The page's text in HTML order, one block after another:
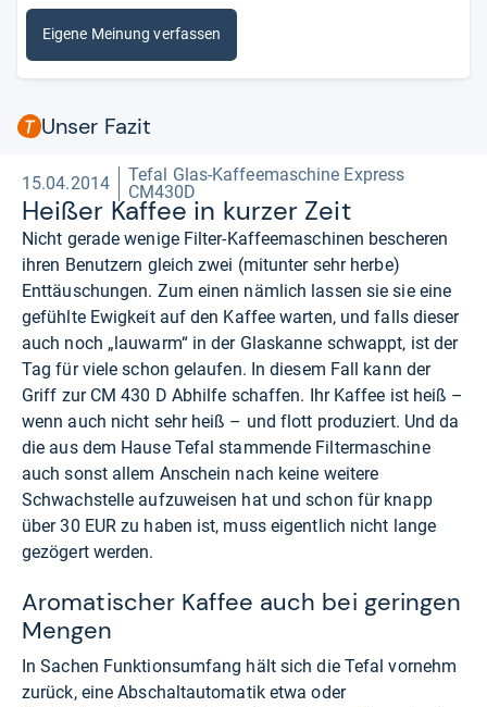
Eigene Meinung verfassen
Unser Fazit
15.04.2014
Tefal Glas-Kaffeemaschine Express
CM430D
Hei­ßer Kaf­fee in kur­zer Zeit
Nicht gerade wenige Filter-Kaffeemaschinen bescheren
ihren Benutzern gleich zwei (mitunter sehr herbe)
Enttäuschungen. Zum einen nämlich lassen sie sie eine
gefühlte Ewigkeit auf den Kaffee warten, und falls dieser
auch noch „lauwarm“ in der Glaskanne schwappt, ist der
Tag für viele schon gelaufen. In diesem Fall kann der
Griff zur CM 430 D Abhilfe schaffen. Ihr Kaffee ist heiß –
wenn auch nicht sehr heiß – und flott produziert. Und da
die aus dem Hause Tefal stammende Filtermaschine
auch sonst allem Anschein nach keine weitere
Schwachstelle aufzuweisen hat und schon für knapp
über 30 EUR zu haben ist, muss eigentlich nicht lange
gezögert werden.
Aromatischer Kaffee auch bei geringen
Mengen
In Sachen Funktionsumfang hält sich die Tefal vornehm
zurück, eine Abschaltautomatik etwa oder